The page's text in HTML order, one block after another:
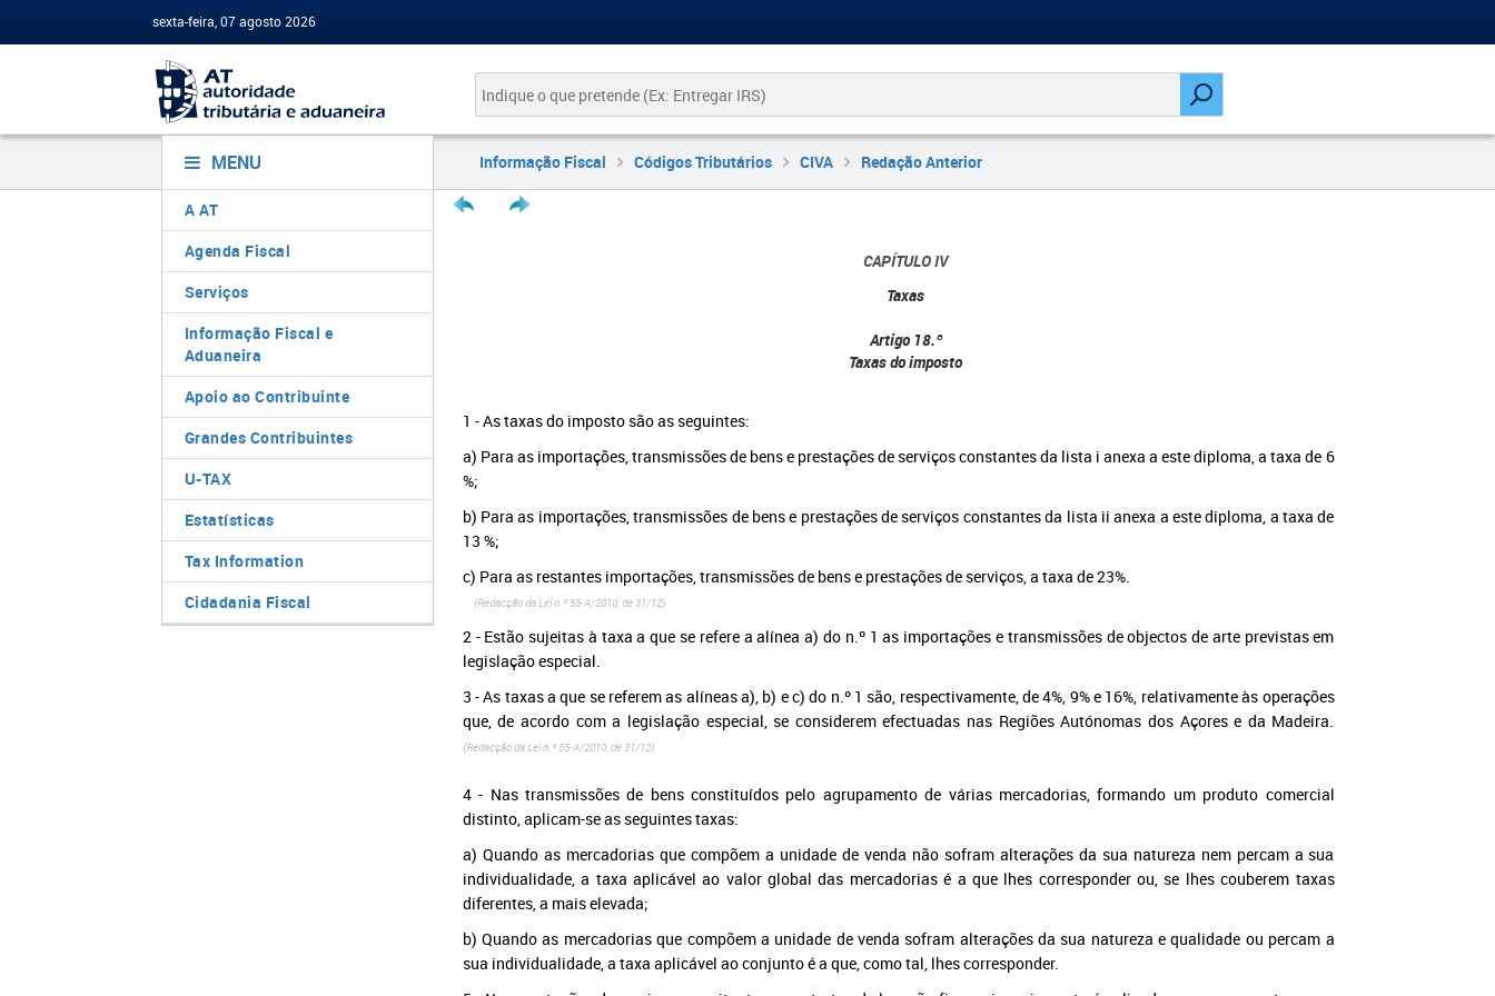
sexta-feira, 07 agosto 2026
MENU
A AT
Agenda Fiscal
Serviços
Informação Fiscal e
Aduaneira
Apoio ao Contribuinte
Grandes Contribuintes
U-TAX
Estatísticas
Tax Information
Cidadania Fiscal
Informação Fiscal Códigos Tributários CIVA Redação Anterior
CAPÍTULO IV
Taxas
Artigo 18.º
Taxas do imposto
1 - As taxas do imposto são as seguintes:
a) Para as importações, transmissões de bens e prestações de serviços constantes da lista i anexa a este diploma, a taxa de 6
%;
b) Para as importações, transmissões de bens e prestações de serviços constantes da lista ii anexa a este diploma, a taxa de
13 %;
c) Para as restantes importações, transmissões de bens e prestações de serviços, a taxa de 23%.
(Redacção da Lei n.º 55-A/2010, de 31/12)
2 - Estão sujeitas à taxa a que se refere a alínea a) do n.º 1 as importações e transmissões de objectos de arte previstas em
legislação especial.
3 - As taxas a que se referem as alíneas a), b) e c) do n.º 1 são, respectivamente, de 4%, 9% e 16%, relativamente às operações
que, de acordo com a legislação especial, se considerem efectuadas nas Regiões Autónomas dos Açores e da Madeira.
(Redacção da Lei n.º 55-A/2010, de 31/12)
4 - Nas transmissões de bens constituídos pelo agrupamento de várias mercadorias, formando um produto comercial
distinto, aplicam-se as seguintes taxas:
a) Quando as mercadorias que compõem a unidade de venda não sofram alterações da sua natureza nem percam a sua
individualidade, a taxa aplicável ao valor global das mercadorias é a que lhes corresponder ou, se lhes couberem taxas
diferentes, a mais elevada;
b) Quando as mercadorias que compõem a unidade de venda sofram alterações da sua natureza e qualidade ou percam a
sua individualidade, a taxa aplicável ao conjunto é a que, como tal, lhes corresponder.